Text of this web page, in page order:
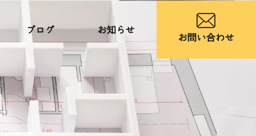
ブログ お知らせ
お問い合わせ